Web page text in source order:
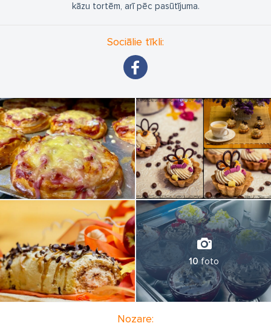
kāzu tortēm, arī pēc pasūtījuma.
Sociālie tīkli:
10foto
Nozare: